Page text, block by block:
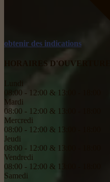
obtenir des indications
HORAIRES D'OUVERTURE:
08:00 - 12:00 & 13:00 - 18:00
Mardi
08:00 - 12:00 & 13:00 - 18:00
Mercredi
08:00 - 12:00 & 13:00 - 18:00
Jeudi
08:00 - 12:00 & 13:00 - 18:00
Vendredi
08:00 - 12:00 & 13:00 - 18:00
Samedi